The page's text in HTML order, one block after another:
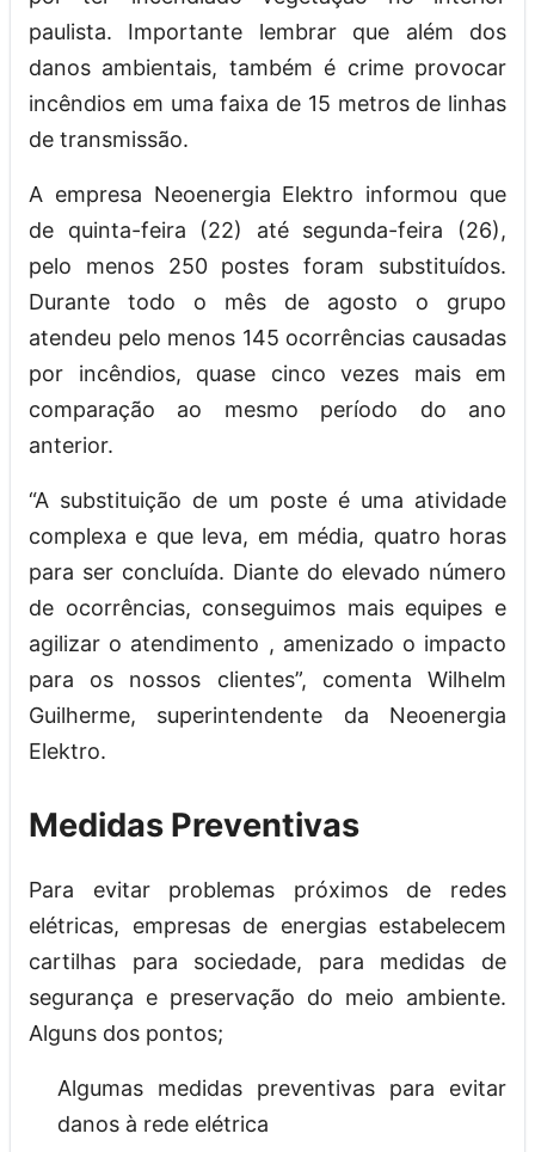
paulista. Importante lembrar que além dos
danos ambientais, também é crime provocar
incêndios em uma faixa de 15 metros de linhas
de transmissão.
A empresa Neoenergia Elektro informou que
de quinta-feira (22) até segunda-feira (26),
pelo menos 250 postes foram substituídos.
Durante todo o mês de agosto o grupo
atendeu pelo menos 145 ocorrências causadas
por incêndios, quase cinco vezes mais em
comparação ao mesmo período do ano
anterior.
“A substituição de um poste é uma atividade
complexa e que leva, em média, quatro horas
para ser concluída. Diante do elevado número
de ocorrências, conseguimos mais equipes e
agilizar o atendimento , amenizado o impacto
para os nossos clientes”, comenta Wilhelm
Guilherme, superintendente da Neoenergia
Elektro.
Medidas Preventivas
Para evitar problemas próximos de redes
elétricas, empresas de energias estabelecem
cartilhas para sociedade, para medidas de
segurança e preservação do meio ambiente.
Alguns dos pontos;
Algumas medidas preventivas para evitar
danos à rede elétrica